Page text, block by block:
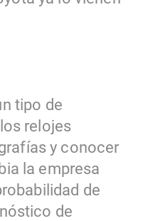
tipo de
relojes
y conocer
la empresa
de
de